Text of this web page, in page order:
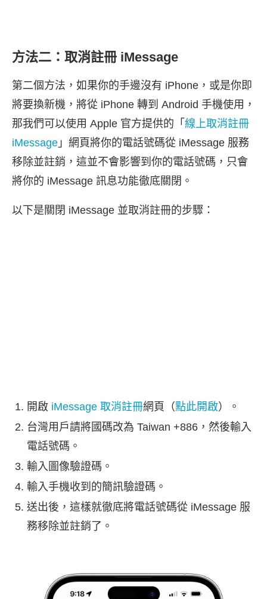
方法二：取消註冊 iMessage
第二個方法，如果你的手邊沒有 iPhone，或是你即
將要換新機，將從 iPhone 轉到 Android 手機使用，
那我們可以使用 Apple 官方提供的「 線上取消註冊
iMessage 」網頁將你的電話號碼從 iMessage 服務
移除並註銷，這並不會影響到你的電話號碼，只會
將你的 iMessage 訊息功能徹底關閉。
以下是關閉 iMessage 並取消註冊的步驟：
開啟 iMessage 取消註冊網頁（點此開啟）。
台灣用戶請將國碼改為 Taiwan +886，然後輸入
電話號碼。
輸入圖像驗證碼。
輸入手機收到的簡訊驗證碼。
送出後，這樣就徹底將電話號碼從 iMessage 服
務移除並註銷了。